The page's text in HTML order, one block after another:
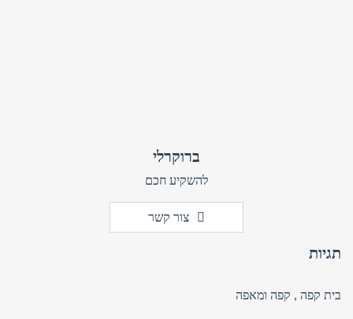
ברוקרלי
להשקיע חכם
צור קשר
תגיות
בית קפה , קפה ומאפה